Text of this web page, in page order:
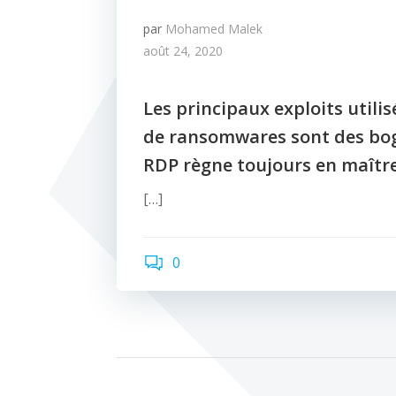
par Mohamed Malek
août 24, 2020
Les principaux exploits
de ransomwares sont des
RDP règne toujours en
[…]
0